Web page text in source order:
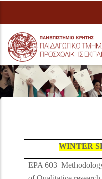
κυρίως
περιεχόμενο
WINTER
EPA 603